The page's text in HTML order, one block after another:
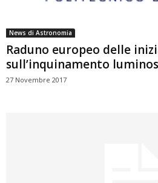
News di Astronomia
Raduno europeo delle
sull’inquinamento
27 Novembre 2017